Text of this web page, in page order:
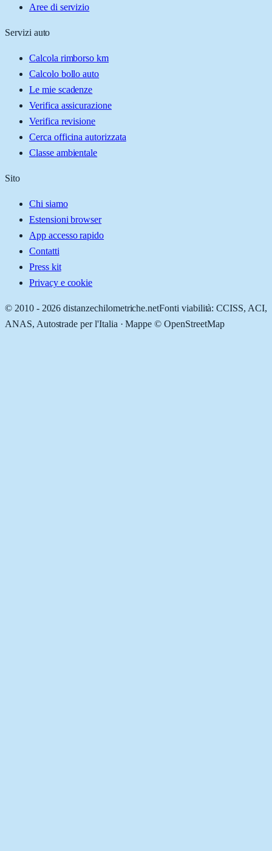
Aree di servizio
Servizi auto
Calcola rimborso km
Calcolo bollo auto
Le mie scadenze
Verifica assicurazione
Verifica revisione
Cerca officina autorizzata
Classe ambientale
Sito
Chi siamo
Estensioni browser
App accesso rapido
Contatti
Press kit
Privacy e cookie
© 2010 - 2026 distanzechilometriche.netFonti viabilità: CCISS, ACI,
ANAS, Autostrade per l'Italia · Mappe © OpenStreetMap